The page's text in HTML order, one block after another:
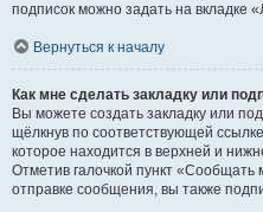
подписок можно задать на вкладке
Вернуться к началу
Как мне сделать закладку или
Вы можете создать закладку или
щёлкнув по соответствующей
которое находится в верхней и
Отметив галочкой пункт «Сообщать
отправке сообщения, вы также